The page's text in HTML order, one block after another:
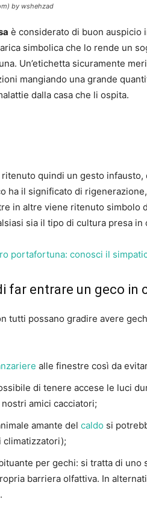
by wshehzad
è considerato di buon auspicio
simbolica che lo rende un
Un’etichetta sicuramente
mangiando una grande
dalla casa che li ospita.
quindi un gesto
ha il significato di
in altre viene ritenuto simbolo
sia il tipo di cultura presa in
portafortuna: conosci il
far entrare un geco in
tutti possano gradire avere
alle finestre così da
di tenere accese le luci
amici cacciatori;
amante del caldo si
climatizzatori);
per gechi: si tratta di uno
barriera olfattiva. In